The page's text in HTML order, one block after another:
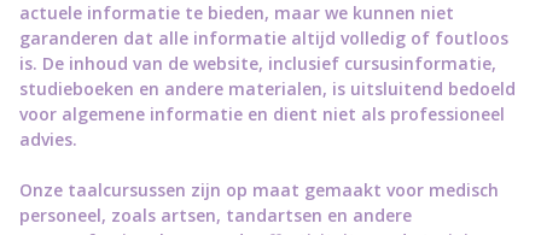
actuele informatie te bieden, maar we kunnen niet
garanderen dat alle informatie altijd volledig of foutloos
is. De inhoud van de website, inclusief cursusinformatie,
studieboeken en andere materialen, is uitsluitend bedoeld
voor algemene informatie en dient niet als professioneel
advies.
Onze taalcursussen zijn op maat gemaakt voor medisch
personeel, zoals artsen, tandartsen en andere